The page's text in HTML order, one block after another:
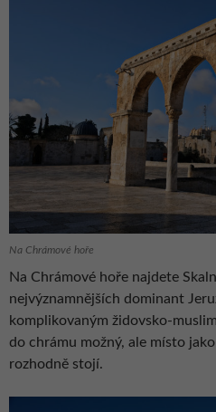
Na Chrámové hoře
Na Chrámové hoře najdete
nejvýznamnějších dominant
komplikovaným židovsko-
do chrámu možný, ale místo
rozhodně stojí.